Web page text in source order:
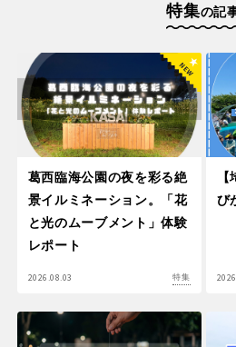
特集の記
葛西臨海公園の夜を彩る絶
景イルミネーション。「花
と光のムーブメント」体験
レポート
2026.08.03 特集
び